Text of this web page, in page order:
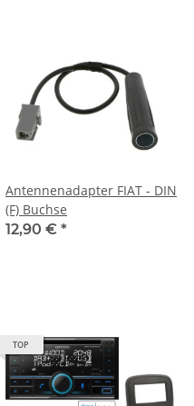
Antennenadapter FIAT - DIN
(F) Buchse
12,90 € *
TOP